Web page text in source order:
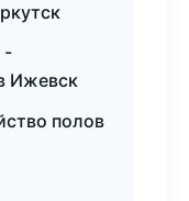
-
Ижевск
полов